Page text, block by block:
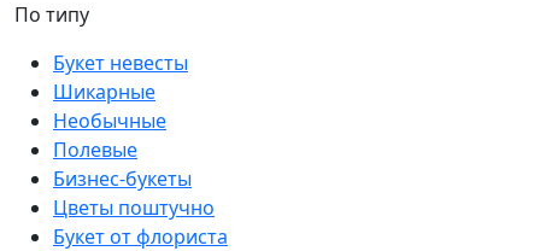
По типу
Букет невесты
Шикарные
Необычные
Полевые
Бизнес-букеты
Цветы поштучно
Букет от флориста